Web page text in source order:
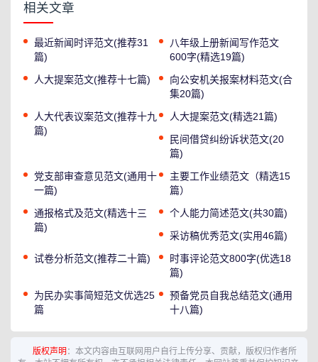
相关文章
最近新闻时评范文(推荐31
篇)
八年级上册新闻写作范文
600字(精选19篇)
人大提案范文(推荐十七篇)
向公安机关报案材料范文(合
集20篇)
人大代表议案范文(推荐十九
篇)
人大提案范文(精选21篇)
民间借贷纠纷诉状范文(20
篇)
党支部审查意见范文(通用十
一篇)
主要工作业绩范文（精选15
篇）
通报格式及范文(精选十三
篇)
个人能力简述范文(共30篇)
采访稿优秀范文(实用46篇)
试卷分析范文(推荐二十篇)
时事评论范文800字(优选18
篇)
为民办实事简短范文优选25
篇
预备党员自我总结范文(通用
十八篇)
版权声明 ：本文内容由互联网用户自行上传分享、贡献，版权归作者所